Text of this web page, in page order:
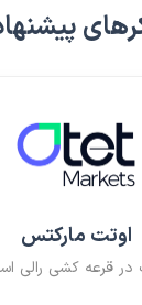
اوتت مارکتس
قرعه کشی رالی